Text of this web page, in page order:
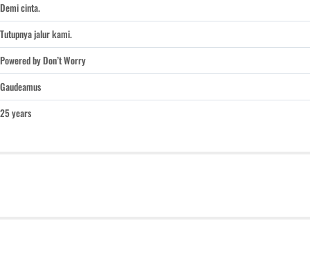
Demi cinta.
Tutupnya jalur kami.
Powered by Don’t Worry
Gaudeamus
25 years